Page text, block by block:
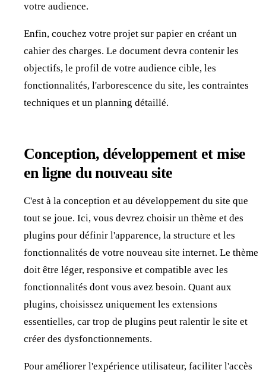
votre audience.
Enfin, couchez votre projet sur papier en créant un
cahier des charges. Le document devra contenir les
objectifs, le profil de votre audience cible, les
fonctionnalités, l'arborescence du site, les contraintes
techniques et un planning détaillé.
Conception, développement et mise
en ligne du nouveau site
C'est à la conception et au développement du site que
tout se joue. Ici, vous devrez choisir un thème et des
plugins pour définir l'apparence, la structure et les
fonctionnalités de votre nouveau site internet. Le thème
doit être léger, responsive et compatible avec les
fonctionnalités dont vous avez besoin. Quant aux
plugins, choisissez uniquement les extensions
essentielles, car trop de plugins peut ralentir le site et
créer des dysfonctionnements.
Pour améliorer l'expérience utilisateur, faciliter l'accès